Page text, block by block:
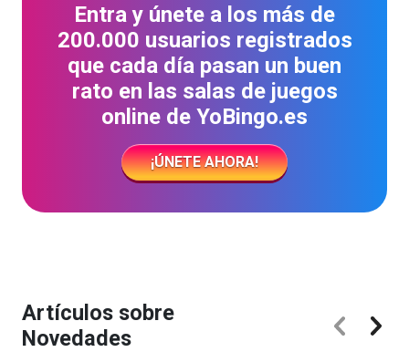
Entra y únete a los más de
200.000 usuarios registrados
que cada día pasan un buen
rato en las salas de juegos
online de YoBingo.es
¡ÚNETE AHORA!
Artículos sobre
Novedades